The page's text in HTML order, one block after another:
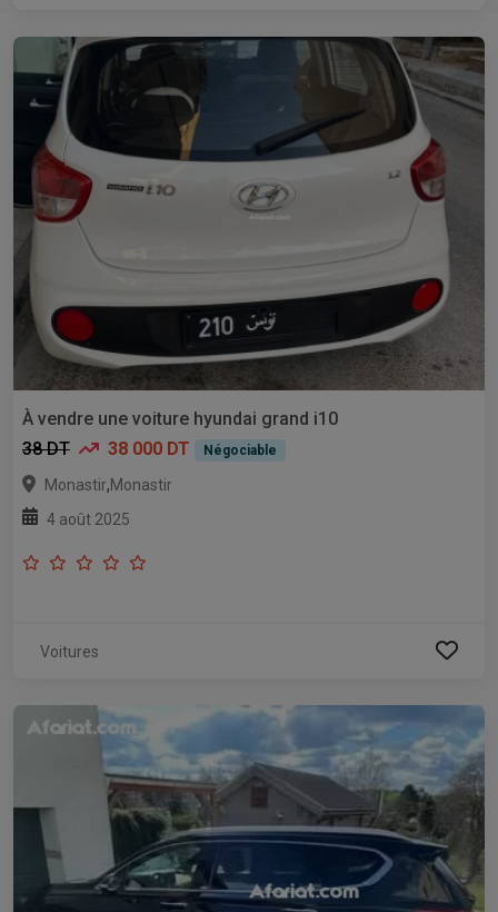
À vendre une voiture hyundai grand i10
38 DT
38 000 DT Négociable
Monastir,Monastir
4 août 2025
Voitures